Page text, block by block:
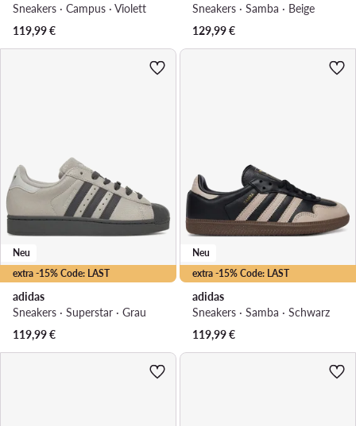
Sneakers · Campus · Violett
119,99€
Sneakers · Samba · Beige
129,99€
extra -15% Code: LAST
Neu
adidas
Sneakers · Superstar · Grau
119,99€
extra -15% Code: LAST
Neu
adidas
Sneakers · Samba · Schwarz
119,99€